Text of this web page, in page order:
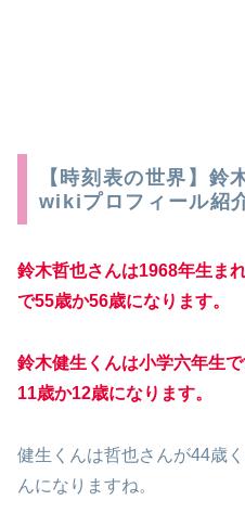
【時刻表の世界】鈴
wikiプロフィール
鈴木哲也さんは1968年生ま
で55歳か56歳になります。
鈴木健生 くんは小学六年生
11歳か12歳になります。
健生くんは哲也さんが44歳
んになりますね。